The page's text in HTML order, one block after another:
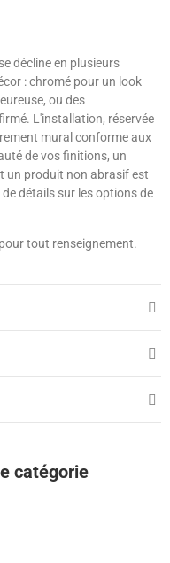
se décline en plusieurs
: chromé pour un look
ou des
L'installation, réservée
mural conforme aux
de vos finitions, un
un produit non abrasif est
détails sur les options de
tout renseignement.
catégorie